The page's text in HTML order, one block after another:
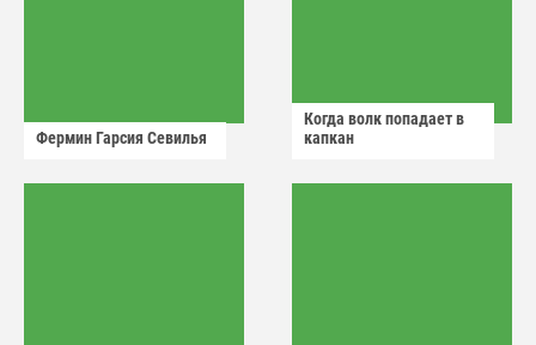
Фермин Гарсия Севилья
Когда волк попадает в
капкан